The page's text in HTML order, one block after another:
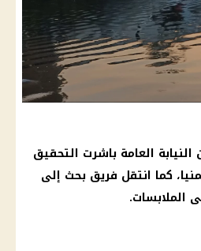
النيابة العامة باشرت التحقيق
، كما انتقل فريق بحث إلى
الملابسات.